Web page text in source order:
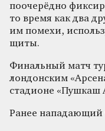
поочерёдно
то время как два
им помехи,
щиты.
Финальный матч
лондонским
стадионе «Пушкаш
Ранее нападающий